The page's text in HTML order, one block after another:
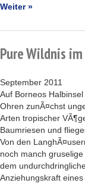
Weiter »
Pure Wildnis
September 2011
Auf Borneos
Ohren zunÃ¤chst
Arten tropischer
Baumriesen und
Von den
noch manch
dem
Anziehungskraft eines